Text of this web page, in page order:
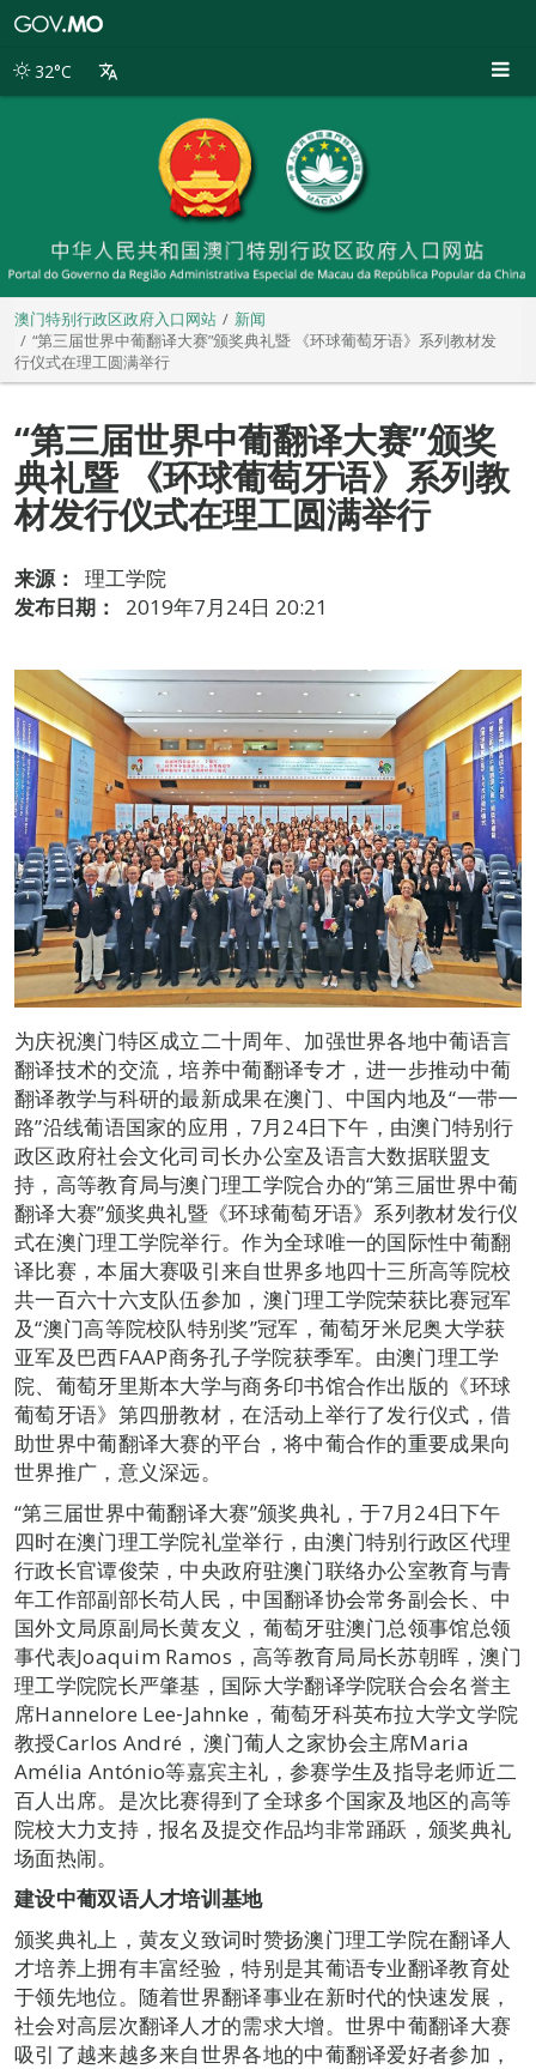
别
32°C
澳门特别行政区政府入口网站
新闻
“第三届世界中葡翻译大赛”颁奖典礼暨 《环球葡萄牙语》系列教材发
行仪式在理工圆满举行
“第三届世界中葡翻译大赛”颁奖
典礼暨 《环球葡萄牙语》系列教
材发行仪式在理工圆满举行
来源：
理工学院
发布日期：
2019年7月24日 20:21
为庆祝澳门特区成立二十周年、加强世界各地中葡语言
翻译技术的交流，培养中葡翻译专才，进一步推动中葡
翻译教学与科研的最新成果在澳门、中国内地及“一带一
路”沿线葡语国家的应用，7月24日下午，由澳门特别行
政区政府社会文化司司长办公室及语言大数据联盟支
持，高等教育局与澳门理工学院合办的“第三届世界中葡
翻译大赛”颁奖典礼暨《环球葡萄牙语》系列教材发行仪
式在澳门理工学院举行。作为全球唯一的国际性中葡翻
译比赛，本届大赛吸引来自世界多地四十三所高等院校
共一百六十六支队伍参加，澳门理工学院荣获比赛冠军
及“澳门高等院校队特别奖”冠军，葡萄牙米尼奥大学获
亚军及巴西FAAP商务孔子学院获季军。由澳门理工学
院、葡萄牙里斯本大学与商务印书馆合作出版的《环球
葡萄牙语》第四册教材，在活动上举行了发行仪式，借
助世界中葡翻译大赛的平台，将中葡合作的重要成果向
世界推广，意义深远。
“第三届世界中葡翻译大赛”颁奖典礼，于7月24日下午
四时在澳门理工学院礼堂举行，由澳门特别行政区代理
行政长官谭俊荣，中央政府驻澳门联络办公室教育与青
年工作部副部长苟人民，中国翻译协会常务副会长、中
国外文局原副局长黄友义，葡萄牙驻澳门总领事馆总领
事代表Joaquim Ramos，高等教育局局长苏朝晖，澳门
理工学院院长严肇基，国际大学翻译学院联合会名誉主
席Hannelore Lee‐Jahnke，葡萄牙科英布拉大学文学院
教授Carlos André，澳门葡人之家协会主席Maria
Amélia António等嘉宾主礼，参赛学生及指导老师近二
百人出席。是次比赛得到了全球多个国家及地区的高等
院校大力支持，报名及提交作品均非常踊跃，颁奖典礼
场面热闹。
建设中葡双语人才培训基地
颁奖典礼上，黄友义致词时赞扬澳门理工学院在翻译人
才培养上拥有丰富经验，特别是其葡语专业翻译教育处
于领先地位。随着世界翻译事业在新时代的快速发展，
社会对高层次翻译人才的需求大增。世界中葡翻译大赛
吸引了越来越多来自世界各地的中葡翻译爱好者参加，